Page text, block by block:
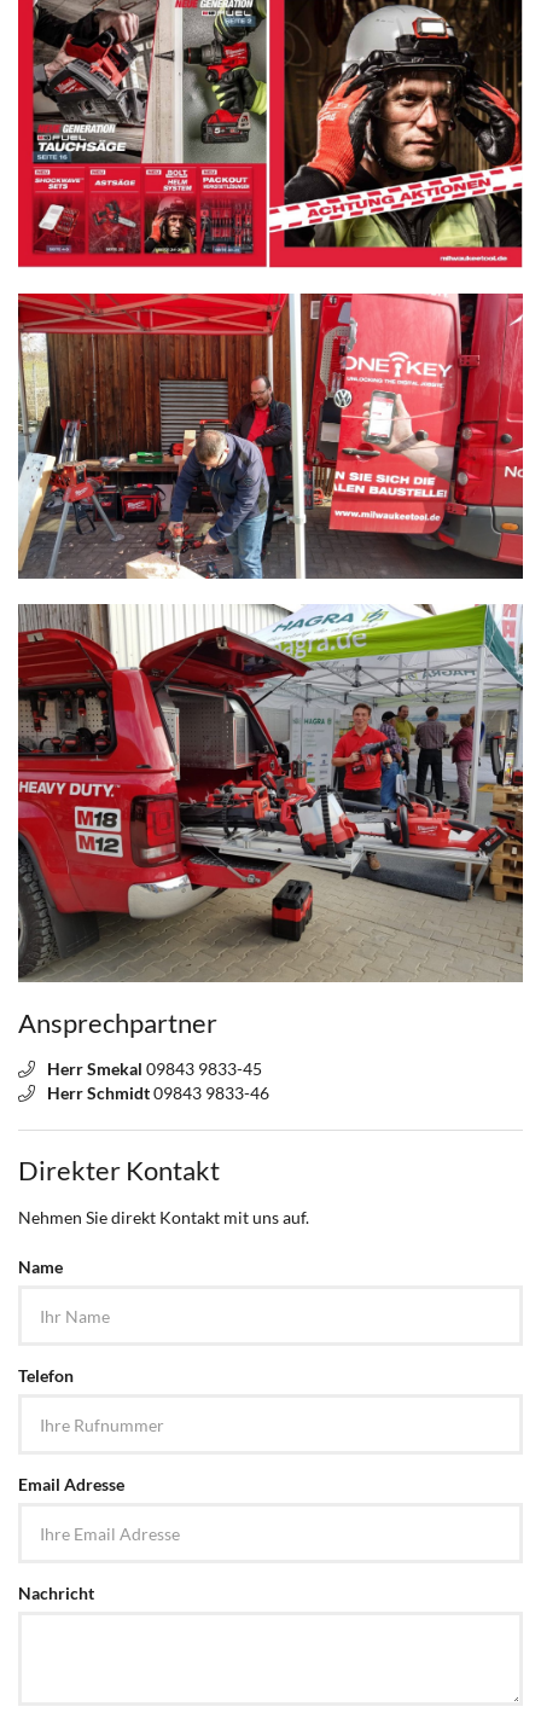
Ansprechpartner
Herr Smekal 09843 9833-45
Herr Schmidt09843 9833-46
Direkter Kontakt
Nehmen Sie direkt Kontakt mit uns auf.
Name
Telefon
Email Adresse
Nachricht